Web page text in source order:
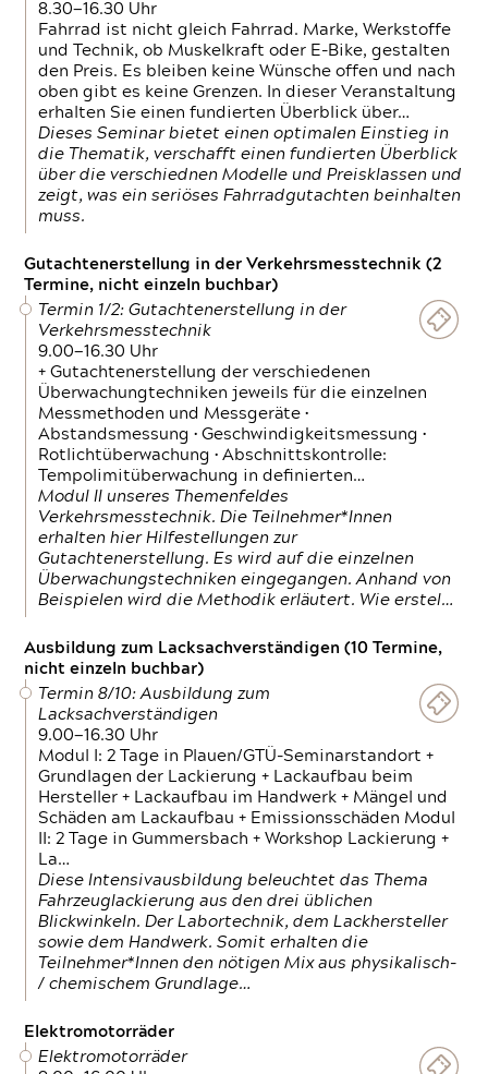
8.30—16.30 Uhr
Fahrrad ist nicht gleich Fahrrad. Marke, Werkstoffe
und Technik, ob Muskelkraft oder E-Bike, gestalten
den Preis. Es bleiben keine Wünsche offen und nach
oben gibt es keine Grenzen. In dieser Veranstaltung
erhalten Sie einen fundierten Überblick über…
Dieses Seminar bietet einen optimalen Einstieg in
die Thematik, verschafft einen fundierten Überblick
über die verschiednen Modelle und Preisklassen und
zeigt, was ein seriöses Fahrradgutachten beinhalten
muss.
Gutachtenerstellung in der Verkehrsmesstechnik (2
Termine, nicht einzeln buchbar)
Termin 1/2: Gutachtenerstellung in der
Verkehrsmesstechnik
9.00—16.30 Uhr
+ Gutachtenerstellung der verschiedenen
Überwachungtechniken jeweils für die einzelnen
Messmethoden und Messgeräte •
Abstandsmessung • Geschwindigkeitsmessung •
Rotlichtüberwachung • Abschnittskontrolle:
Tempolimitüberwachung in definierten…
Modul II unseres Themenfeldes
Verkehrsmesstechnik. Die Teilnehmer*Innen
erhalten hier Hilfestellungen zur
Gutachtenerstellung. Es wird auf die einzelnen
Überwachungstechniken eingegangen. Anhand von
Beispielen wird die Methodik erläutert. Wie erstel…
Ausbildung zum Lacksachverständigen (10 Termine,
nicht einzeln buchbar)
Termin 8/10: Ausbildung zum
Lacksachverständigen
9.00—16.30 Uhr
Modul I: 2 Tage in Plauen/GTÜ-Seminarstandort +
Grundlagen der Lackierung + Lackaufbau beim
Hersteller + Lackaufbau im Handwerk + Mängel und
Schäden am Lackaufbau + Emissionsschäden Modul
II: 2 Tage in Gummersbach + Workshop Lackierung +
La…
Diese Intensivausbildung beleuchtet das Thema
Fahrzeuglackierung aus den drei üblichen
Blickwinkeln. Der Labortechnik, dem Lackhersteller
sowie dem Handwerk. Somit erhalten die
Teilnehmer*Innen den nötigen Mix aus physikalisch-
/ chemischem Grundlage…
Elektromotorräder
Elektromotorräder